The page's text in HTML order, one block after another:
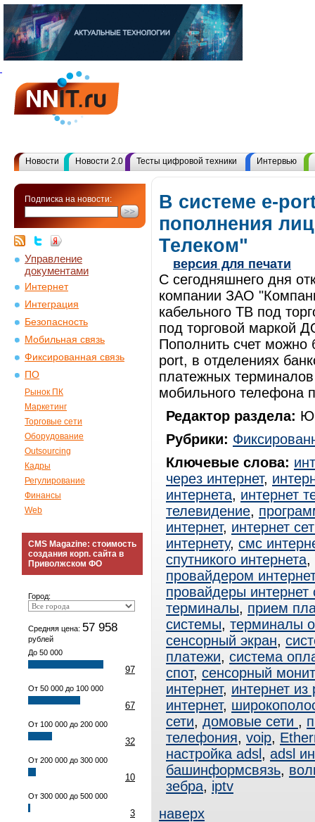
Новости Новости 2.0 Тесты цифровой техники Интервью
Подписка на новости:
Управление
документами
Интернет
Интеграция
Безопасность
Мобильная связь
Фиксированная связь
ПО
Рынок ПК
Маркетинг
Торговые сети
Оборудование
Outsourcing
Кадры
Регулирование
Финансы
Web
CMS Magazine: стоимость
создания корп. сайта в
Приволжском ФО
Город:
Средняя цена: 57 958
рублей
До 50 000
97
От 50 000 до 100 000
67
От 100 000 до 200 000
32
От 200 000 до 300 000
10
От 300 000 до 500 000
3
В системе e-
пополнения
Телеком"
версия для печати
C сегодняшнего дня
компании ЗАО
кабельного ТВ под
под торговой маркой
Пополнить счет можно
port, в отделениях
платежных
мобильного телефона
Редактор раздела:
Рубрики:
Ключевые слова:
через интернет,
интернета, интернет
телевидение,
интернет, интернет
интернету, смс
спутникого интернета,
провайдером
провайдеры интернет
терминалы, прием
системы, терминалы
сенсорный экран,
платежи, система
спот, сенсорный
интернет, интернет из
интернет,
сети, домовые сети ,
телефония, voip,
настройка adsl , adsl
башинформсвязь,
зебра, iptv
наверх